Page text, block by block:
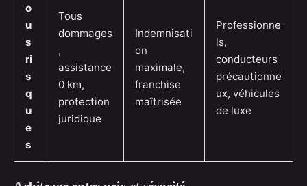
o
u
s
ri
s
q
u
e
s
Tous
dommages
,
assistance
0 km,
protection
juridique
Indemnisati
on
maximale,
franchise
maîtrisée
Professionne
ls,
conducteurs
précautionne
ux, véhicules
de luxe